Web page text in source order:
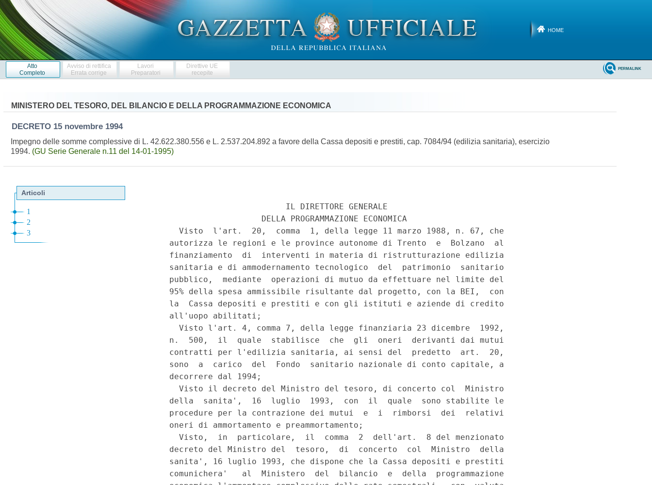
HOME
Atto
Completo
Avviso di rettifica
Errata corrige
Lavori
Preparatori
Direttive UE
recepite
PERMALINK
MINISTERO DEL TESORO, DEL BILANCIO E DELLA PROGRAMMAZIONE ECONOMICA
DECRETO 15 novembre 1994
Impegno delle somme complessive di L. 42.622.380.556 e L. 2.537.204.892 a favore della Cassa depositi e prestiti, cap. 7084/94 (edilizia sanitaria), esercizio
1994. (GU Serie Generale n.11 del 14-01-1995)